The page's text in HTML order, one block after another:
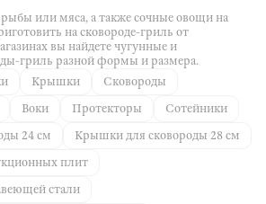
или мяса, а также сочные овощи на
на сковороде-гриль от
вы найдете чугунные и
гриль разной формы и размера.
Крышки
Сковороды
Воки Протекторы
Сотейники
24 см
Крышки для сковороды 28 см
плит
стали